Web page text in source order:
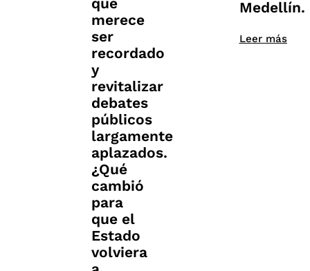
merece
ser
recordado
y
revitalizar
debates
públicos
largamente
aplazados.
¿Qué
cambió
para
que el
Estado
volviera
Medellín.
Leer más